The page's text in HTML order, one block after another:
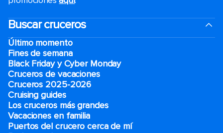
Buscar cruceros
Último momento
Fines de semana
Black Friday y Cyber Monday
Cruceros de vacaciones
Cruceros 2025-2026
Cruising guides
Los cruceros más grandes
Vacaciones en familia
Puertos del crucero cerca de mí